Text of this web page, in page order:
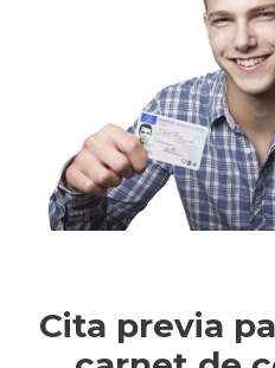
Cita previa